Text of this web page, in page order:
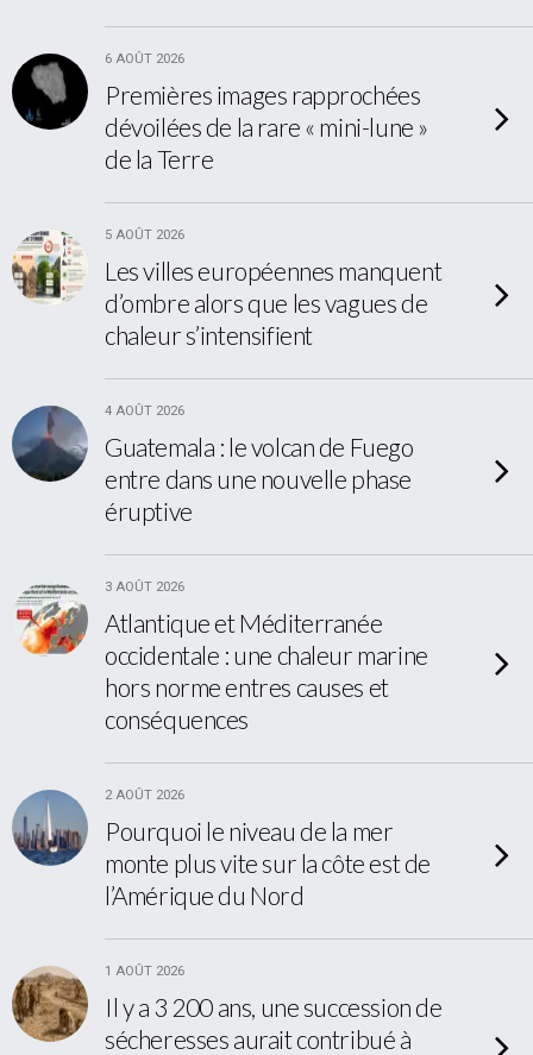
6 AOÛT 2026
Premières images rapprochées
dévoilées de la rare « mini-lune »
de la Terre
5 AOÛT 2026
Les villes européennes manquent
d’ombre alors que les vagues de
chaleur s’intensifient
4 AOÛT 2026
Guatemala : le volcan de Fuego
entre dans une nouvelle phase
éruptive
3 AOÛT 2026
Atlantique et Méditerranée
occidentale : une chaleur marine
hors norme entres causes et
conséquences
2 AOÛT 2026
Pourquoi le niveau de la mer
monte plus vite sur la côte est de
l’Amérique du Nord
1 AOÛT 2026
Il y a 3 200 ans, une succession de
sécheresses aurait contribué à